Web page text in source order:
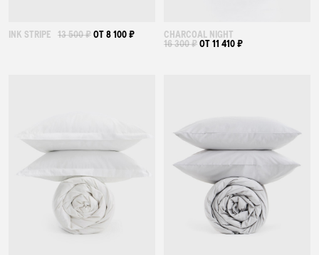
INK STRIPE 13 500 ₽ОТ 8 100 ₽ CHARCOAL NIGHT
16 300 ₽ОТ 11 410 ₽